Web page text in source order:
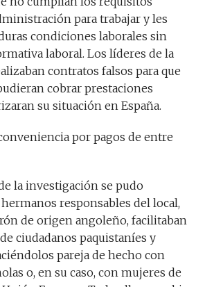
para trabajar y les
condiciones laborales sin
laboral. Los líderes de la
contratos falsos para que
cobrar prestaciones
su situación en España.
por pagos de entre
la investigación se pudo
responsables del local,
de origen angoleño, facilitaban
ciudadanos paquistaníes y
pareja de hecho con
o, en su caso, con mujeres de